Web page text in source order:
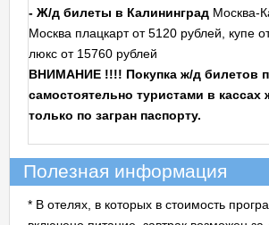
- Ж/д билеты в Калининград Москва-
Москва плацкарт от 5120 рублей, купе
люкс от 15760 рублей
ВНИМАНИЕ !!!! Покупка ж/д билетов
самостоятельно туристами в кассах
только по загран паспорту.
Полезная информация
* В отелях, в которых в стоимость